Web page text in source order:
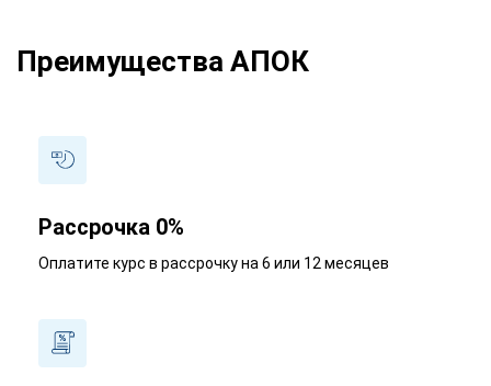
Преимущества АПОК
Рассрочка 0%
Оплатите курс в рассрочку на 6 или 12 месяцев